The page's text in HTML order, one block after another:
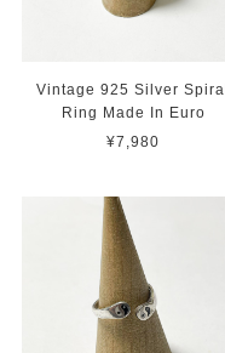
Vintage 925 Silver Spiral
Ring Made In Euro
¥7,980